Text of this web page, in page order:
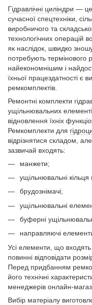
Гідравлічні циліндри — це
сучасної спецтехніки,
виробничого та
технологічних операцій
як наслідок, швидко
потребують термінового
найекономнішим і
їхньої працездатності є
ремкомплектів.
Ремонтні комплекти
ущільнювальних
відновлення їхніх
Ремкомплекти для
відрізнятися складом,
зазвичай входять:
манжети;
ущільнювальні кільця
брудознімачі;
ущільнювальні
буферні
направляючі
Усі елементи, що
повинні відповідати
Перед придбанням
його технічні
менеджерів онлайн-
Вибір матеріалу